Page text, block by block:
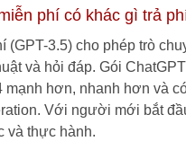
phí có khác gì trả
(GPT-3.5) cho phép trò
và hỏi đáp. Gói
mạnh hơn, nhanh hơn và
Với người mới bắt
và thực hành.